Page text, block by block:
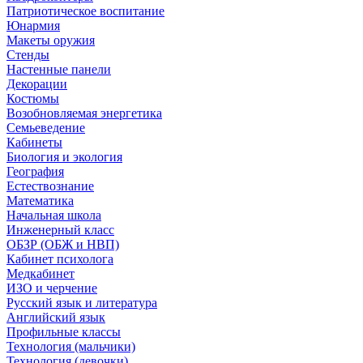
Патриотическое воспитание
Юнармия
Макеты оружия
Стенды
Настенные панели
Декорации
Костюмы
Возобновляемая энергетика
Семьеведение
Кабинеты
Биология и экология
География
Естествознание
Математика
Начальная школа
Инженерный класс
ОБЗР (ОБЖ и НВП)
Кабинет психолога
Медкабинет
ИЗО и черчение
Русский язык и литература
Английский язык
Профильные классы
Технология (мальчики)